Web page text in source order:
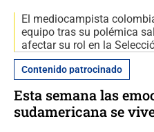
El mediocampista
equipo tras su polémica
afectar su rol en la
Contenido patrocinado
Esta semana las
sudamericana se